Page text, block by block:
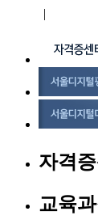
|
자격
교육